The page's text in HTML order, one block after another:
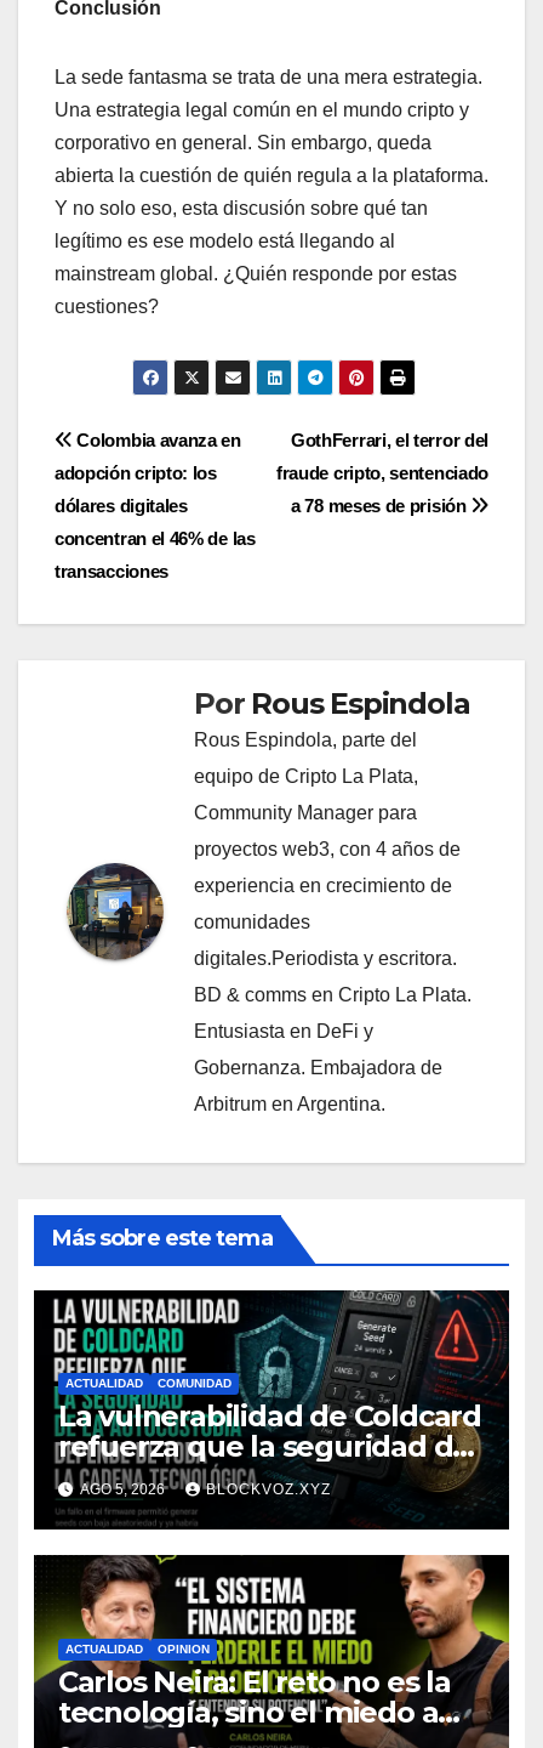
Conclusión
La sede fantasma se trata de una mera estrategia.
Una estrategia legal común en el mundo cripto y
corporativo en general. Sin embargo, queda
abierta la cuestión de quién regula a la plataforma.
Y no solo eso, esta discusión sobre qué tan
legítimo es ese modelo está llegando al
mainstream global. ¿Quién responde por estas
cuestiones?
Navegación
de
entradas
GothFerrari, el terror del
fraude cripto, sentenciado
a 78 meses de prisión
Colombia avanza en
adopción cripto: los
dólares digitales
concentran el 46% de las
transacciones
Por Rous Espindola
Rous Espindola, parte del
equipo de Cripto La Plata,
Community Manager para
proyectos web3, con 4 años de
experiencia en crecimiento de
comunidades
digitales.Periodista y escritora.
BD & comms en Cripto La Plata.
Entusiasta en DeFi y
Gobernanza. Embajadora de
Arbitrum en Argentina.
Más sobre este tema
ACTUALIDAD COMUNIDAD
La vulnerabilidad de Coldcard
refuerza que la seguridad de
la autocustodia depende de
toda la cadena tecnológica,
afirma CoinEx Research
AGO 5, 2026 BLOCKVOZ.XYZ
ACTUALIDAD OPINION
Carlos Neira: El reto no es la
tecnología, sino el miedo a